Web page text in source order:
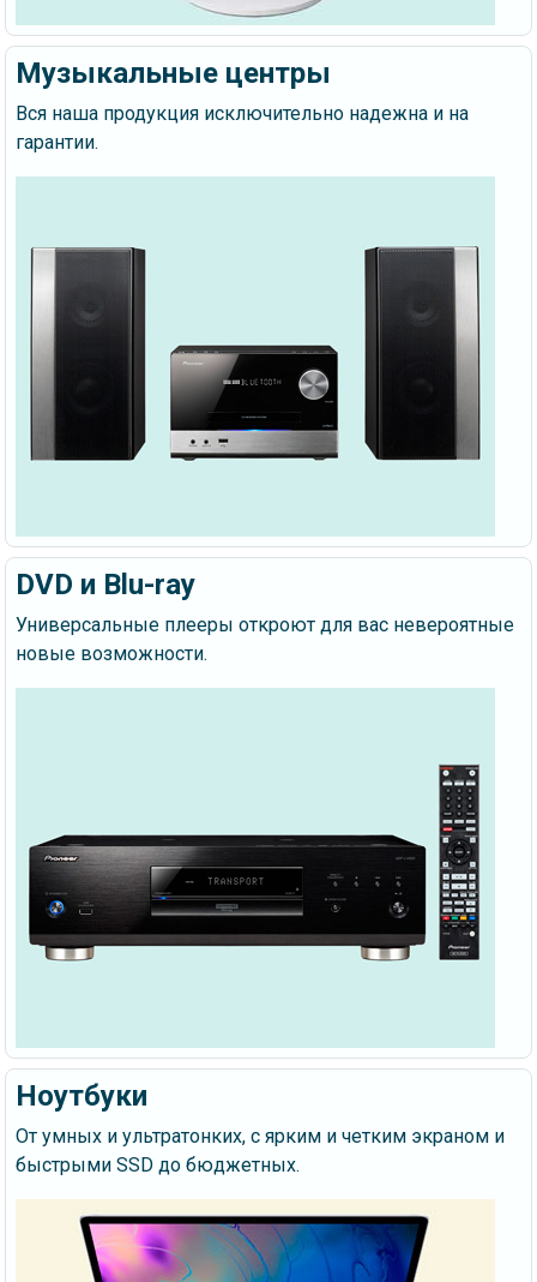
Музыкальные центры
Вся наша продукция исключительно надежна и на
гарантии.
DVD и Blu-ray
Универсальные плееры откроют для вас невероятные
новые возможности.
Ноутбуки
От умных и ультратонких, с ярким и четким экраном и
быстрыми SSD до бюджетных.